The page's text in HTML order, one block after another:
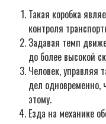
Такая коробка
контроля
Задавая темп
до более высокой
Человек, управляя
дел одновременно,
этому.
Езда на механике